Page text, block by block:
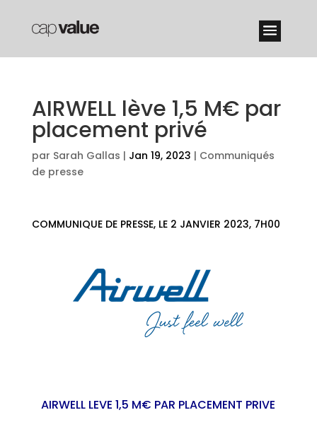
AIRWELL lève 1,5 M€ par
placement privé
par Sarah Gallas | Jan 19, 2023 | Communiqués
de presse
COMMUNIQUE DE PRESSE, LE 2 JANVIER 2023, 7H00
AIRWELL LEVE 1,5 M€ PAR PLACEMENT PRIVE